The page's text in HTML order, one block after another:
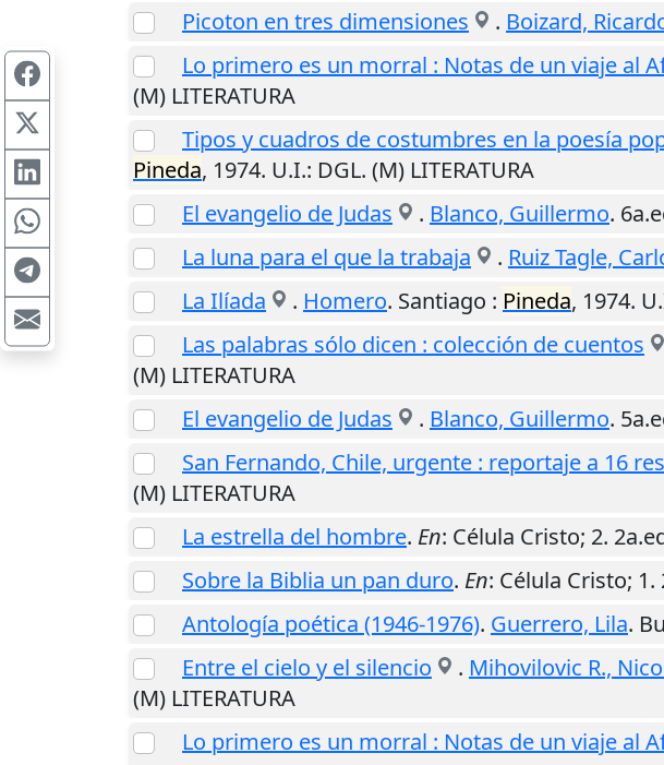
Picoton en tres dimensiones
. Boizard,
Lo primero es un morral : Notas de un viaje al
(M) LITERATURA
Tipos y cuadros de costumbres en la poesía
Pineda, 1974. U.I.: DGL. (M) LITERATURA
El evangelio de Judas
. Blanco, Guillermo.
La luna para el que la trabaja
. Ruiz Tagle,
La Ilíada
. Homero. Santiago : Pineda, 1974.
Las palabras sólo dicen : colección de cuentos
(M) LITERATURA
El evangelio de Judas
. Blanco, Guillermo.
San Fernando, Chile, urgente : reportaje a 16
(M) LITERATURA
La estrella del hombre. En: Célula Cristo; 2.
Sobre la Biblia un pan duro. En: Célula Cristo; 1.
Antología poética (1946-1976). Guerrero, Lila.
Entre el cielo y el silencio
. Mihovilovic R.,
(M) LITERATURA
Lo primero es un morral : Notas de un viaje al